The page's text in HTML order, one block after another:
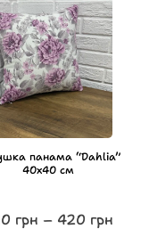
панама “Dahlia”
40х40 см
грн – 420 грн